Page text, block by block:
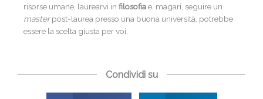
risorse umane, laurearvi in filosofiae, magari, seguire un
masterpost-laurea presso una buona università, potrebbe
essere la scelta giusta per voi.
Condividi su